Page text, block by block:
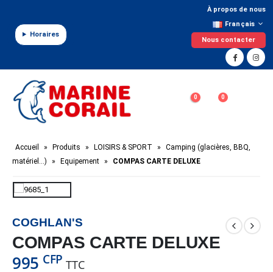
Horaires
À propos de nous
Français
Nous contacter
0 0
Accueil » Produits » LOISIRS & SPORT »
Camping (glacières, BBQ,
matériel…)
» Equipement » COMPAS CARTE DELUXE
COGHLAN'S
COMPAS CARTE DELUXE
995 CFP TTC